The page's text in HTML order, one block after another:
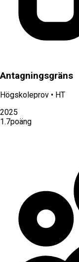
Antagningsgräns
Högskoleprov • HT
2025
1.7poäng